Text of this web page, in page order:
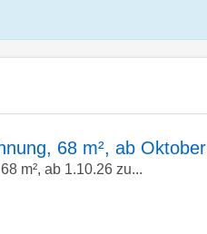
68 m², ab Oktober
m², ab 1.10.26 zu...